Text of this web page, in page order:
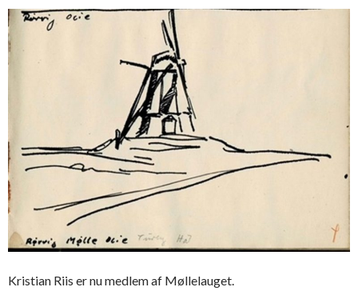
Kristian Riis er nu medlem af Møllelauget.